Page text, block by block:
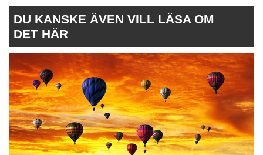
DU KANSKE ÄVEN VILL LÄSA OM
DET HÄR